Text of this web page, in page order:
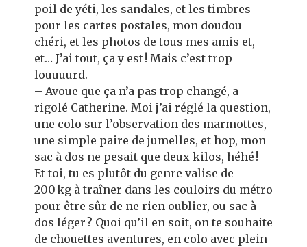
poil de yéti, les sandales, et les timbres
pour les cartes postales, mon doudou
chéri, et les photos de tous mes amis et,
et… J’ai tout, ça y est ! Mais c’est trop
louuuurd.
– Avoue que ça n’a pas trop changé, a
rigolé Catherine. Moi j’ai réglé la question,
une colo sur l’observation des marmottes,
une simple paire de jumelles, et hop, mon
sac à dos ne pesait que deux kilos, héhé !
Et toi, tu es plutôt du genre valise de
200 kg à traîner dans les couloirs du métro
pour être sûr de ne rien oublier, ou sac à
dos léger ? Quoi qu’il en soit, on te souhaite
de chouettes aventures, en colo avec plein